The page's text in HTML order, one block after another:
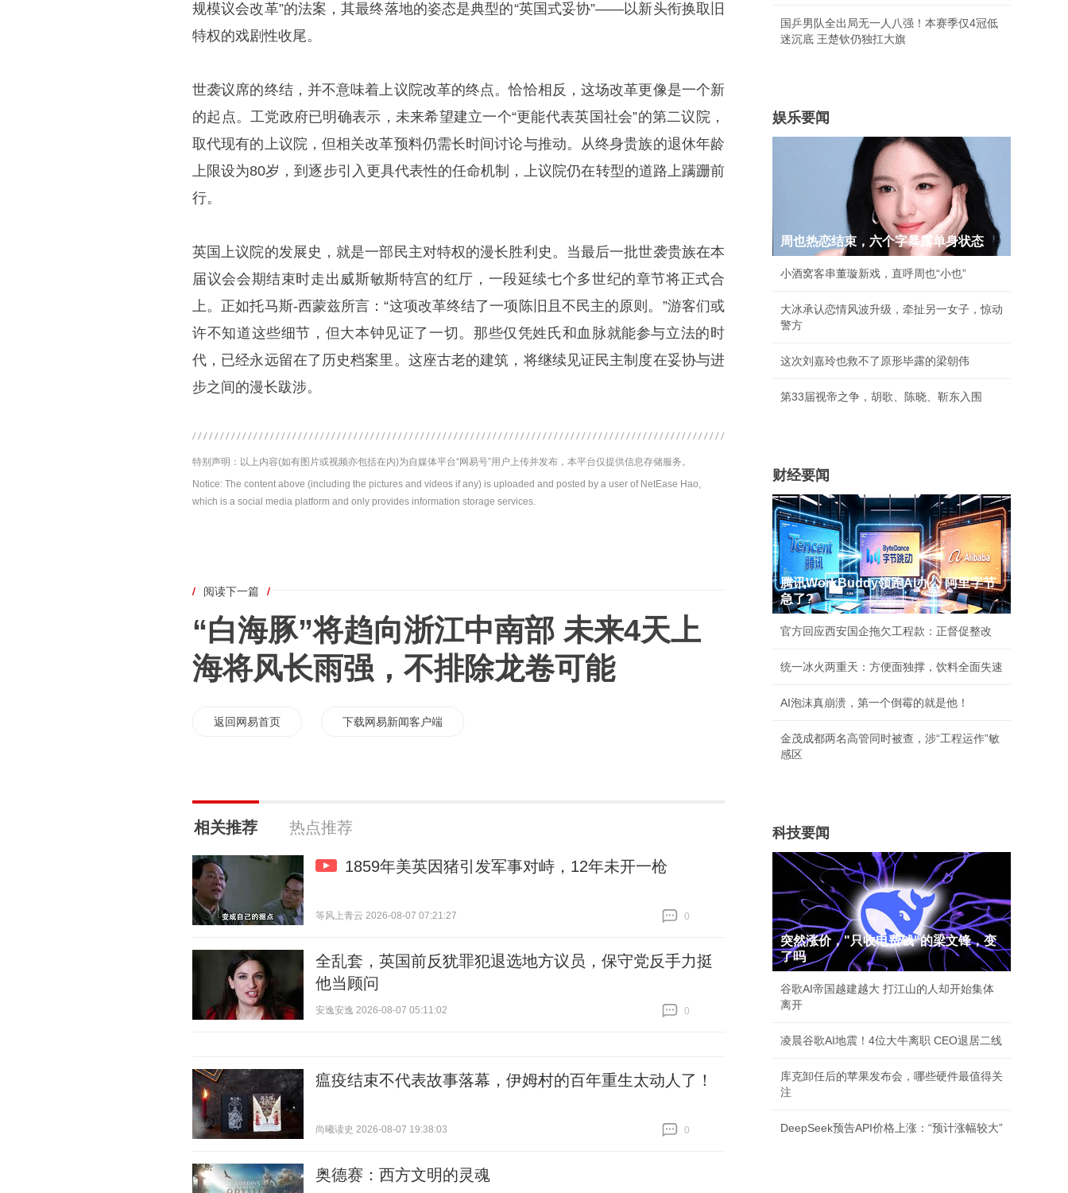
规模议会改革”的法案，其最终落地的姿态是典型的“英国式妥协”——以新头衔换取旧
特权的戏剧性收尾。
世袭议席的终结，并不意味着上议院改革的终点。恰恰相反，这场改革更像是一个新
的起点。工党政府已明确表示，未来希望建立一个“更能代表英国社会”的第二议院，
取代现有的上议院，但相关改革预料仍需长时间讨论与推动。从终身贵族的退休年龄
上限设为80岁，到逐步引入更具代表性的任命机制，上议院仍在转型的道路上蹒跚前
行。
英国上议院的发展史，就是一部民主对特权的漫长胜利史。当最后一批世袭贵族在本
届议会会期结束时走出威斯敏斯特宫的红厅，一段延续七个多世纪的章节将正式合
上。正如托马斯-西蒙兹所言：“这项改革终结了一项陈旧且不民主的原则。”游客们或
许不知道这些细节，但大本钟见证了一切。那些仅凭姓氏和血脉就能参与立法的时
代，已经永远留在了历史档案里。这座古老的建筑，将继续见证民主制度在妥协与进
步之间的漫长跋涉。
特别声明：以上内容(如有图片或视频亦包括在内)为自媒体平台“网易号”用户上传并发布，本平台仅提供信息存储服务。
Notice: The content above (including the pictures and videos if any) is uploaded and posted by a user of NetEase Hao,
which is a social media platform and only provides information storage services.
/ 阅读下一篇 /
“白海豚”将趋向浙江中南部 未来4天上
海将风长雨强，不排除龙卷可能
返回网易首页 下载网易新闻客户端
相关推荐 热点推荐
1859年美英因猪引发军事对峙，12年未开一枪
等风上青云 2026-08-07 07:21:27
0
全乱套，英国前反犹罪犯退选地方议员，保守党反手力挺
他当顾问
安逸安逸 2026-08-07 05:11:02
0
瘟疫结束不代表故事落幕，伊姆村的百年重生太动人了！
尚曦读史 2026-08-07 19:38:03
0
奥德赛：西方文明的灵魂
国乒男队全出局无一人八强！本赛季仅4冠低
迷沉底 王楚钦仍独扛大旗
娱乐要闻
周也热恋结束，六个字暴露单身状态
小酒窝客串董璇新戏，直呼周也“小也”
大冰承认恋情风波升级，牵扯另一女子，惊动
警方
这次刘嘉玲也救不了原形毕露的梁朝伟
第33届视帝之争，胡歌、陈晓、靳东入围
财经要闻
腾讯WorkBuddy领跑AI办公 阿里字节
急了?
官方回应西安国企拖欠工程款：正督促整改
统一冰火两重天：方便面独撑，饮料全面失速
AI泡沫真崩溃，第一个倒霉的就是他！
金茂成都两名高管同时被查，涉“工程运作”敏
感区
科技要闻
突然涨价，"只收电费钱"的梁文锋，变
了吗
谷歌AI帝国越建越大 打江山的人却开始集体
离开
凌晨谷歌AI地震！4位大牛离职 CEO退居二线
库克卸任后的苹果发布会，哪些硬件最值得关
注
DeepSeek预告API价格上涨：“预计涨幅较大”